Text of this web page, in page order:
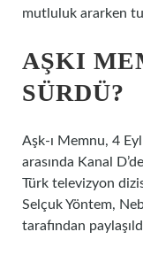
mutluluk ararken
AŞKI
SÜRDÜ?
Aşk-ı Memnu, 4
arasında Kanal
Türk televizyon
Selçuk Yöntem,
tarafından